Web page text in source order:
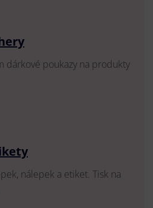
dárkové poukazy na produkty
nálepek a etiket. Tisk na